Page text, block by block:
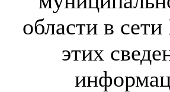
области в
этих